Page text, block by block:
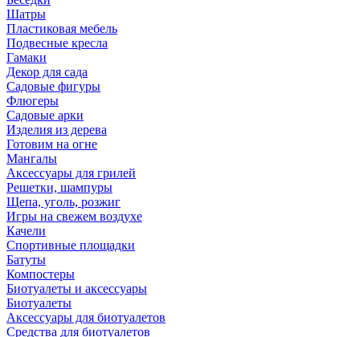
Шатры
Пластиковая мебель
Подвесные кресла
Гамаки
Декор для сада
Садовые фигуры
Флюгеры
Садовые арки
Изделия из дерева
Готовим на огне
Мангалы
Аксессуары для грилей
Решетки, шампуры
Щепа, уголь, розжиг
Игры на свежем воздухе
Качели
Спортивные площадки
Батуты
Компостеры
Биотуалеты и аксессуары
Биотуалеты
Аксессуары для биотуалетов
Средства для биотуалетов